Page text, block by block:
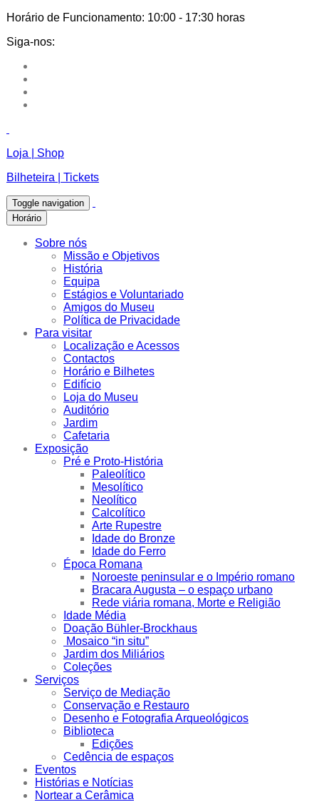
Horário de Funcionamento: 10:00 - 17:30 horas
Siga-nos:
Loja | Shop
Bilheteira | Tickets
Toggle navigation
Horário
Sobre nós
Missão e Objetivos
História
Equipa
Estágios e Voluntariado
Amigos do Museu
Política de Privacidade
Para visitar
Localização e Acessos
Contactos
Horário e Bilhetes
Edifício
Loja do Museu
Auditório
Jardim
Cafetaria
Exposição
Pré e Proto-História
Paleolítico
Mesolítico
Neolítico
Calcolítico
Arte Rupestre
Idade do Bronze
Idade do Ferro
Época Romana
Noroeste peninsular e o Império romano
Bracara Augusta – o espaço urbano
Rede viária romana, Morte e Religião
Idade Média
Doação Bühler-Brockhaus
Mosaico “in situ”
Jardim dos Miliários
Coleções
Serviços
Serviço de Mediação
Conservação e Restauro
Desenho e Fotografia Arqueológicos
Biblioteca
Edições
Cedência de espaços
Eventos
Histórias e Notícias
Nortear a Cerâmica